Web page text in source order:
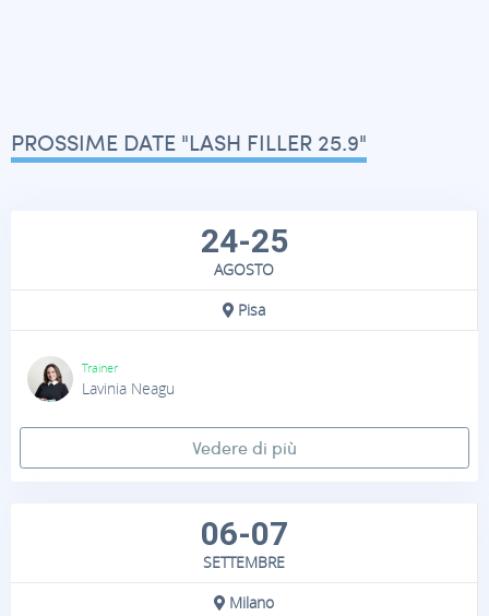
PROSSIME DATE "LASH FILLER 25.9"
24-25
AGOSTO
Pisa
Trainer
Lavinia Neagu
Vedere di più
06-07
SETTEMBRE
Milano